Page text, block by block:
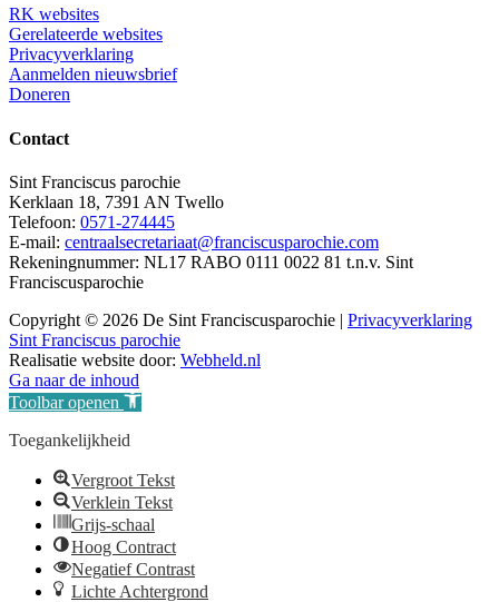
RK websites
Gerelateerde websites
Privacyverklaring
Aanmelden nieuwsbrief
Doneren
Contact
Sint Franciscus parochie
Kerklaan 18, 7391 AN Twello
Telefoon: 0571-274445
E-mail: centraalsecretariaat@franciscusparochie.com
Rekeningnummer: NL17 RABO 0111 0022 81 t.n.v. Sint
Franciscusparochie
Copyright © 2026 De Sint Franciscusparochie | Privacyverklaring
Sint Franciscus parochie
Realisatie website door: Webheld.nl
Ga naar de inhoud
Toolbar openen
Toegankelijkheid
Vergroot Tekst
Verklein Tekst
Grijs-schaal
Hoog Contract
Negatief Contrast
Lichte Achtergrond